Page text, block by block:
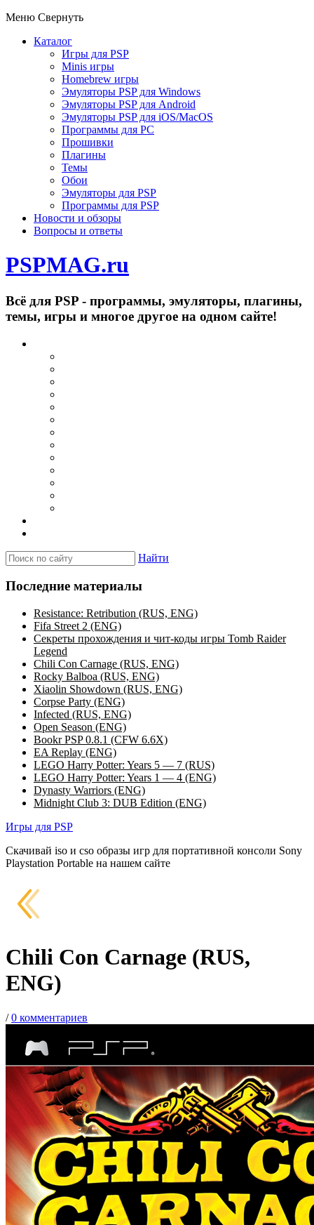
Меню Свернуть
Каталог
Игры для PSP
Minis игры
Homebrew игры
Эмуляторы PSP для Windows
Эмуляторы PSP для Android
Эмуляторы PSP для iOS/MacOS
Программы для PC
Прошивки
Плагины
Темы
Обои
Эмуляторы для PSP
Программы для PSP
Новости и обзоры
Вопросы и ответы
PSPMAG.ru
Всё для PSP - программы, эмуляторы, плагины,
темы, игры и многое другое на одном сайте!
Найти
Последние материалы
Resistance: Retribution (RUS, ENG)
Fifa Street 2 (ENG)
Секреты прохождения и чит-коды игры Tomb Raider
Legend
Chili Con Carnage (RUS, ENG)
Rocky Balboa (RUS, ENG)
Xiaolin Showdown (RUS, ENG)
Corpse Party (ENG)
Infected (RUS, ENG)
Open Season (ENG)
Bookr PSP 0.8.1 (CFW 6.6X)
EA Replay (ENG)
LEGO Harry Potter: Years 5 — 7 (RUS)
LEGO Harry Potter: Years 1 — 4 (ENG)
Dynasty Warriors (ENG)
Midnight Club 3: DUB Edition (ENG)
Игры для PSP
Скачивай iso и cso образы игр для портативной консоли Sony
Playstation Portable на нашем сайте
Chili Con Carnage (RUS,
ENG)
/0 комментариев